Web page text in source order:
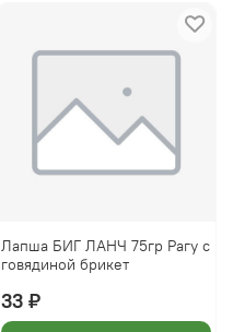
Лапша БИГ ЛАНЧ 75гр Рагу с
говядиной брикет
33 ₽